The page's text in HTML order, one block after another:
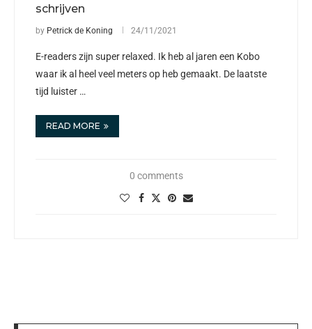
schrijven
by Petrick de Koning 24/11/2021
E-readers zijn super relaxed. Ik heb al jaren een Kobo
waar ik al heel veel meters op heb gemaakt. De laatste
tijd luister …
READ MORE
0 comments